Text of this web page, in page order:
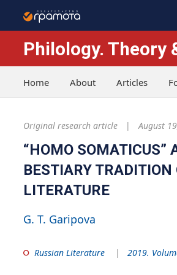
Philology. Theory
Home About Articles
Original research article August
“HOMO SOMATICUS”
BESTIARY
LITERATURE
G. T. Garipova
Russian Literature 2019.